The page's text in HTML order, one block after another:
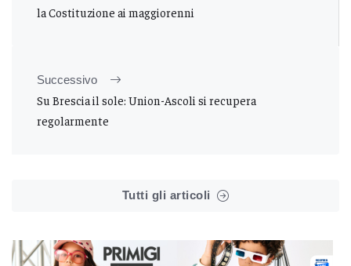
la Costituzione ai maggiorenni
Successivo
Su Brescia il sole: Union-Ascoli si recupera
regolarmente
Tutti gli articoli